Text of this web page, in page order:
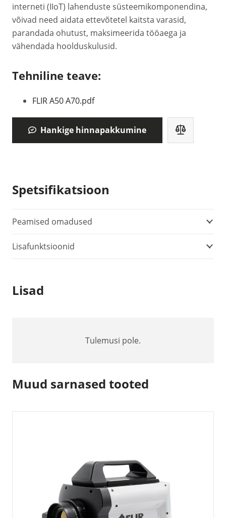
interneti (IIoT) lahenduste süsteemikomponendina,
võivad need aidata ettevõtetel kaitsta varasid,
parandada ohutust, maksimeerida tööaega ja
vähendada hoolduskulusid.
Tehniline teave:
FLIR A50 A70.pdf
Hankige hinnapakkumine
Spetsifikatsioon
Peamised omadused
Lisafunktsioonid
Lisad
Tulemusi pole.
Muud sarnased tooted